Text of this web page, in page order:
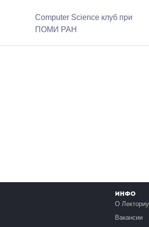
Computer Science клуб при
ПОМИ РАН
Инфо
О
Вакансии